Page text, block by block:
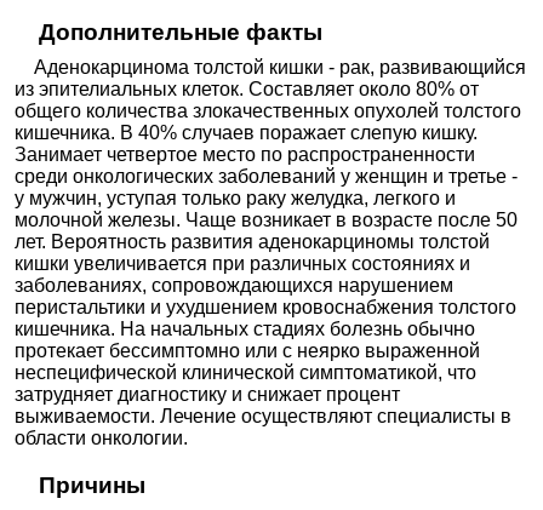
Ещё 1110 клиник
Дополнительные факты
Аденокарцинома толстой кишки - рак, развивающийся
из эпителиальных клеток. Составляет около 80% от
общего количества злокачественных опухолей толстого
кишечника. В 40% случаев поражает слепую кишку.
Занимает четвертое место по распространенности
среди онкологических заболеваний у женщин и третье -
у мужчин, уступая только раку желудка, легкого и
молочной железы. Чаще возникает в возрасте после 50
лет. Вероятность развития аденокарциномы толстой
кишки увеличивается при различных состояниях и
заболеваниях, сопровождающихся нарушением
перистальтики и ухудшением кровоснабжения толстого
кишечника. На начальных стадиях болезнь обычно
протекает бессимптомно или с неярко выраженной
неспецифической клинической симптоматикой, что
затрудняет диагностику и снижает процент
выживаемости. Лечение осуществляют специалисты в
области онкологии.
Причины